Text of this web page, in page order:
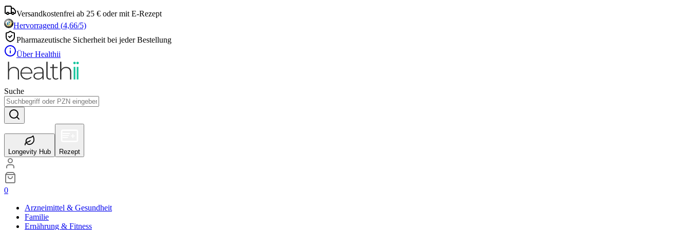
Versandkostenfrei ab 25 € oder mit E-Rezept
Hervorragend (4,66/5)
Pharmazeutische Sicherheit bei jeder Bestellung
Über Healthii
Suche
Longevity Hub Rezept
0
Arzneimittel & Gesundheit
Familie
Ernährung & Fitness